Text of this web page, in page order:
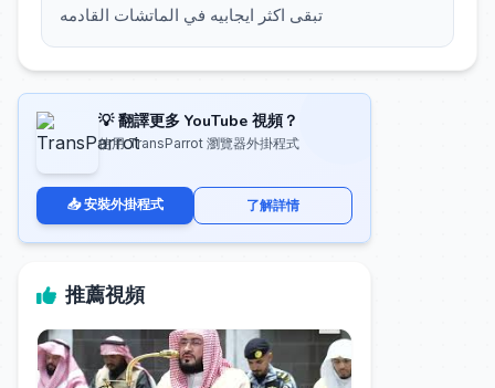
تبقى اكثر ايجابيه في الماتشات القادمه
💡 翻譯更多 YouTube 視頻？
使用 TransParrot 瀏覽器外掛程式
📥 安裝外掛程式 了解詳情
推薦視頻